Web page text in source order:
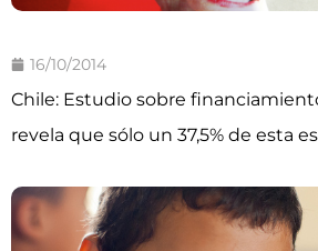
16/10/2014
Chile: Estudio sobre
revela que sólo un 37,5% de esta